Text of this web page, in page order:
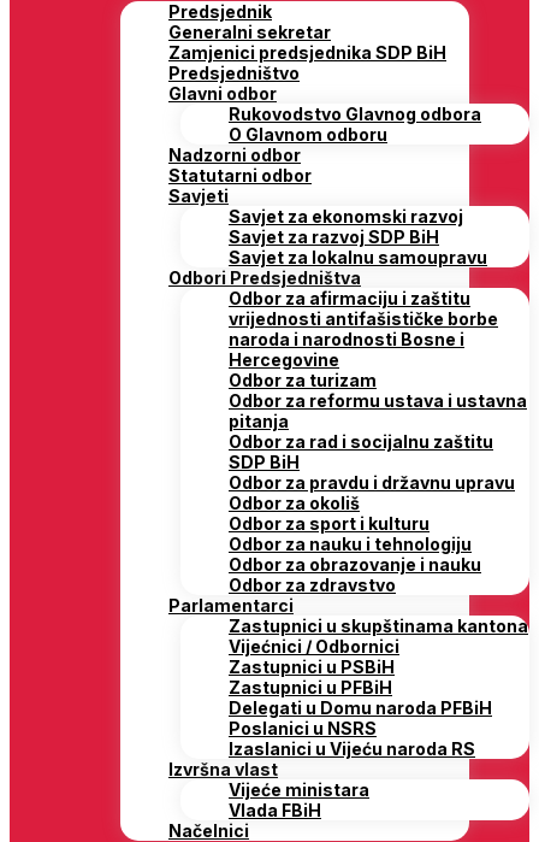
Predsjednik
Generalni sekretar
Zamjenici predsjednika SDP BiH
Predsjedništvo
Glavni odbor
Rukovodstvo Glavnog odbora
O Glavnom odboru
Nadzorni odbor
Statutarni odbor
Savjeti
Savjet za ekonomski razvoj
Savjet za razvoj SDP BiH
Savjet za lokalnu samoupravu
Odbori Predsjedništva
Odbor za afirmaciju i zaštitu
vrijednosti antifašističke borbe
naroda i narodnosti Bosne i
Hercegovine
Odbor za turizam
Odbor za reformu ustava i ustavna
pitanja
Odbor za rad i socijalnu zaštitu
SDP BiH
Odbor za pravdu i državnu upravu
Odbor za okoliš
Odbor za sport i kulturu
Odbor za nauku i tehnologiju
Odbor za obrazovanje i nauku
Odbor za zdravstvo
Parlamentarci
Zastupnici u skupštinama kantona
Vijećnici / Odbornici
Zastupnici u PSBiH
Zastupnici u PFBiH
Delegati u Domu naroda PFBiH
Poslanici u NSRS
Izaslanici u Vijeću naroda RS
Izvršna vlast
Vijeće ministara
Vlada FBiH
Načelnici